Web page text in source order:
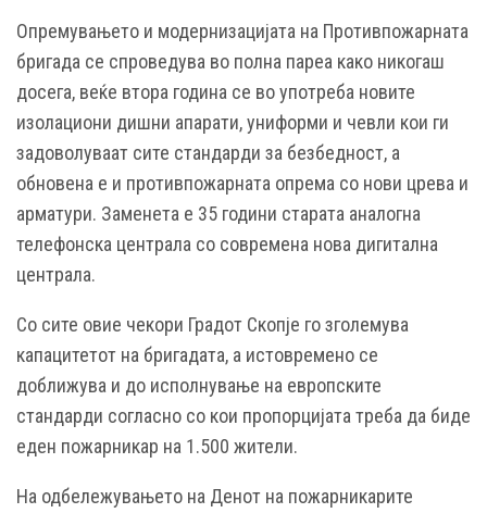
Опремувањето и модернизацијата на Противпожарната
бригада се спроведува во полна пареа како никогаш
досега, веќе втора година се во употреба новите
изолациони дишни апарати, униформи и чевли кои ги
задоволуваат сите стандарди за безбедност, а
обновена е и противпожарната опрема со нови црева и
арматури. Заменета е 35 години старата аналогна
телефонска централа со современа нова дигитална
централа.
Со сите овие чекори Градот Скопје го зголемува
капацитетот на бригадата, а истовремено се
доближува и до исполнување на европските
стандарди согласно со кои пропорцијата треба да биде
еден пожарникар на 1.500 жители.
На одбележувањето на Денот на пожарникарите